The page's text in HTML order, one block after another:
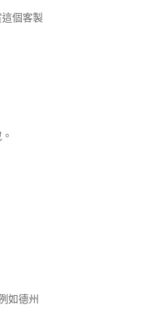
個客製
如德州